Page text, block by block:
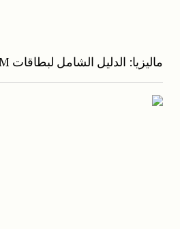
ماليزيا: الدليل الشامل لبطاقات SIM للمسافرين